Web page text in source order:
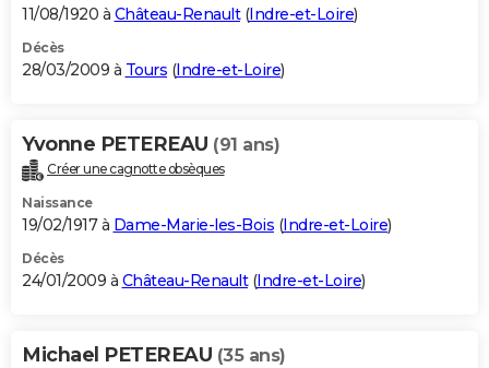
11/08/1920 à Château-Renault(Indre-et-Loire)
Décès
28/03/2009 à Tours (Indre-et-Loire)
Yvonne PETEREAU (91 ans)
Créer une cagnotte obsèques
Naissance
19/02/1917 à Dame-Marie-les-Bois (Indre-et-Loire)
Décès
24/01/2009 à Château-Renault(Indre-et-Loire)
Michael PETEREAU (35 ans)